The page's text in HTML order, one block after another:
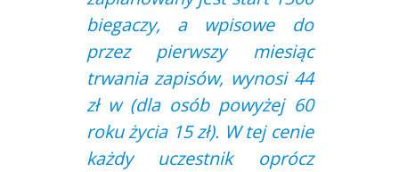
biegaczy, a wpisowe do
przez pierwszy miesiąc
trwania zapisów, wynosi 44
zł w (dla osób powyżej 60
roku życia 15 zł). W tej cenie
każdy uczestnik oprócz